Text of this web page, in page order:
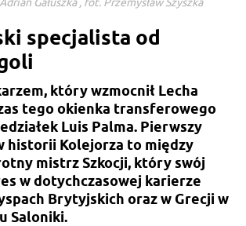
specjalista od
który wzmocnił Lecha
tego okienka transferowego
Luis Palma. Pierwszy
historii Kolejorza to między
mistrz Szkocji, który swój
w dotychczasowej karierze
Brytyjskich oraz w Grecji w
Saloniki.